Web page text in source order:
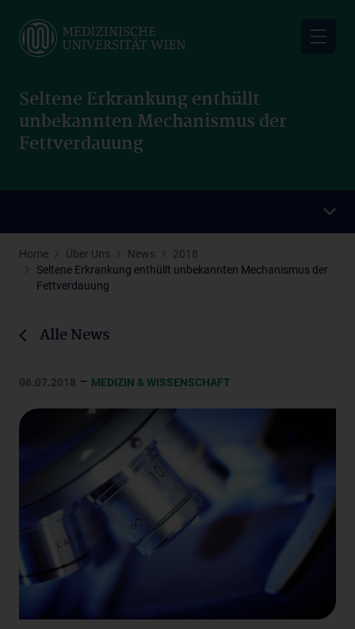
main
Seltene Erkrankung enthüllt
unbekannten Mechanismus der
Fettverdauung
Home Über Uns News
2018
Seltene Erkrankung enthüllt unbekannten Mechanismus der
Fettverdauung
Alle News
06.07.2018 – MEDIZIN & WISSENSCHAFT